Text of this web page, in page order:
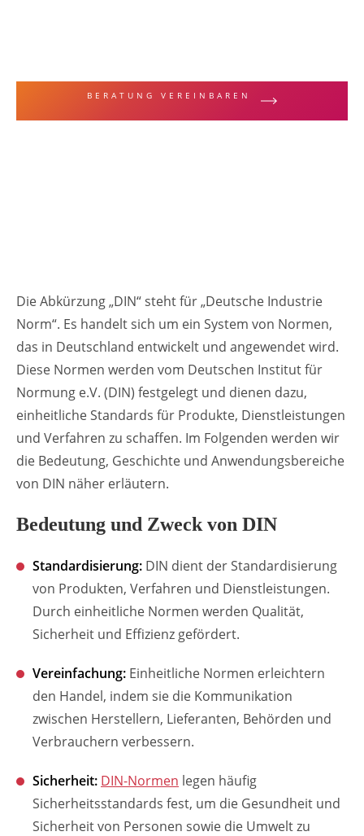
BERATUNG VEREINBAREN
Die Abkürzung „DIN“ steht für „Deutsche Industrie
Norm“. Es handelt sich um ein System von Normen,
das in Deutschland entwickelt und angewendet wird.
Diese Normen werden vom Deutschen Institut für
Normung e.V. (DIN) festgelegt und dienen dazu,
einheitliche Standards für Produkte, Dienstleistungen
und Verfahren zu schaffen. Im Folgenden werden wir
die Bedeutung, Geschichte und Anwendungsbereiche
von DIN näher erläutern.
Bedeutung und Zweck von DIN
Standardisierung: DIN dient der Standardisierung
von Produkten, Verfahren und Dienstleistungen.
Durch einheitliche Normen werden Qualität,
Sicherheit und Effizienz gefördert.
Vereinfachung: Einheitliche Normen erleichtern
den Handel, indem sie die Kommunikation
zwischen Herstellern, Lieferanten, Behörden und
Verbrauchern verbessern.
Sicherheit: DIN-Normen legen häufig
Sicherheitsstandards fest, um die Gesundheit und
Sicherheit von Personen sowie die Umwelt zu